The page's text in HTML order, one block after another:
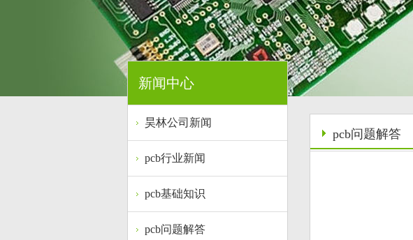
新闻中心
昊林公司新闻
pcb行业新闻
pcb基础知识
pcb问题解答
pcb问题解答